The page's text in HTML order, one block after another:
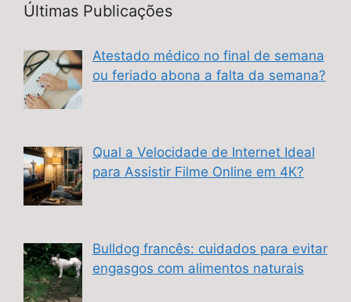
Últimas Publicações
Atestado médico no final de semana
ou feriado abona a falta da semana?
Qual a Velocidade de Internet Ideal
para Assistir Filme Online em 4K?
Bulldog francês: cuidados para evitar
engasgos com alimentos naturais